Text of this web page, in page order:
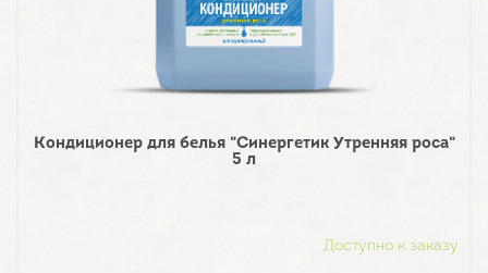
Кондиционер для белья "Синергетик Утренняя роса"
5 л
Доступно к заказу